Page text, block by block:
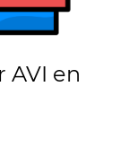
AVI en